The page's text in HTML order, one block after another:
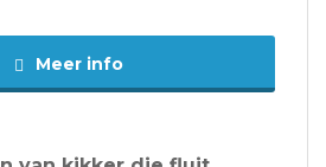
Meer info